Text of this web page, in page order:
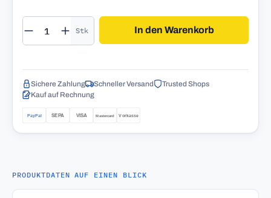
Produkt Anzahl: Gib den gewünschten
Stk In den Warenkorb
Sichere Zahlung Schneller Versand
Trusted Shops
Kauf auf Rechnung
PRODUKTDATEN AUF EINEN BLICK